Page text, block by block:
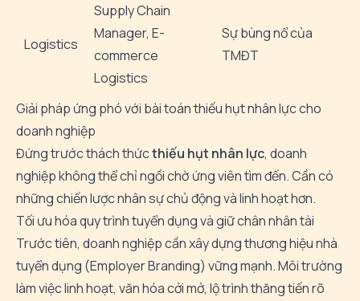
Logistics
Supply Chain
Manager, E-
commerce
Logistics
Sự bùng nổ của
TMĐT
Giải pháp ứng phó với bài toán thiếu hụt nhân lực cho
doanh nghiệp
Đứng trước thách thứcthiếu hụt nhân lực, doanh
nghiệp không thể chỉ ngồi chờ ứng viên tìm đến. Cần có
những chiến lược nhân sự chủ động và linh hoạt hơn.
Tối ưu hóa quy trình tuyển dụng và giữ chân nhân tài
Trước tiên, doanh nghiệp cần xây dựng thương hiệu nhà
tuyển dụng (Employer Branding) vững mạnh. Môi trường
làm việc linh hoạt, văn hóa cởi mở, lộ trình thăng tiến rõ